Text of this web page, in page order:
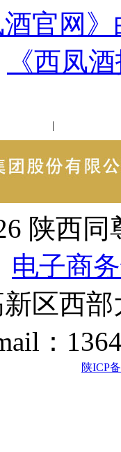
酒官网
《西凤
|
陕西
电子商
区西
：
陕ICP